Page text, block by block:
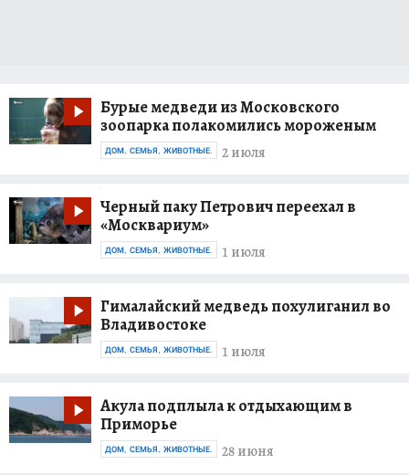
Бурые медведи из Московского
зоопарка полакомились мороженым
2 июля
ДОМ, СЕМЬЯ, ЖИВОТНЫЕ.
Черный паку Петрович переехал в
«Москвариум»
1 июля
ДОМ, СЕМЬЯ, ЖИВОТНЫЕ.
Гималайский медведь похулиганил во
Владивостоке
1 июля
ДОМ, СЕМЬЯ, ЖИВОТНЫЕ.
Акула подплыла к отдыхающим в
Приморье
28 июня
ДОМ, СЕМЬЯ, ЖИВОТНЫЕ.